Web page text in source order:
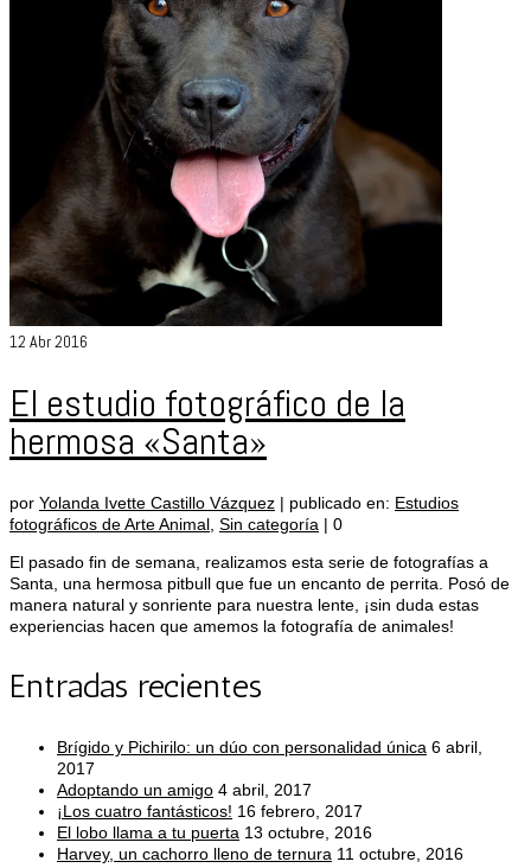
12 Abr 2016
El estudio fotográfico de la
hermosa «Santa»
por Yolanda Ivette Castillo Vázquez | publicado en: Estudios
fotográficos de Arte Animal Sin categoría | 0
El pasado fin de semana, realizamos esta serie de fotografías a
Santa, una hermosa pitbull que fue un encanto de perrita. Posó de
manera natural y sonriente para nuestra lente, ¡sin duda estas
experiencias hacen que amemos la fotografía de animales!
Entradas recientes
Brígido y Pichirilo: un dúo con personalidad única 6 abril,
2017
Adoptando un amigo 4 abril, 2017
¡Los cuatro fantásticos! 16 febrero, 2017
El lobo llama a tu puerta 13 octubre, 2016
Harvey, un cachorro lleno de ternura 11 octubre, 2016